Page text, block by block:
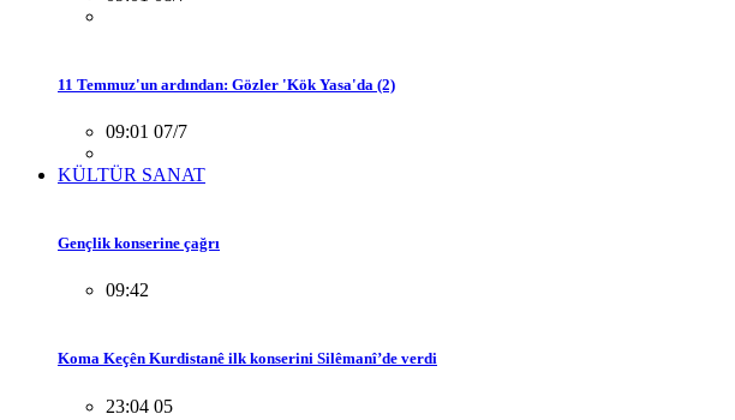
11 Temmuz'un ardından: Gözler 'Kök Yasa'da (2)
09:01 07/7
KÜLTÜR SANAT
Gençlik konserine çağrı
09:42
Koma Keçên Kurdistanê ilk konserini Silêmanî’de verdi
23:04 05